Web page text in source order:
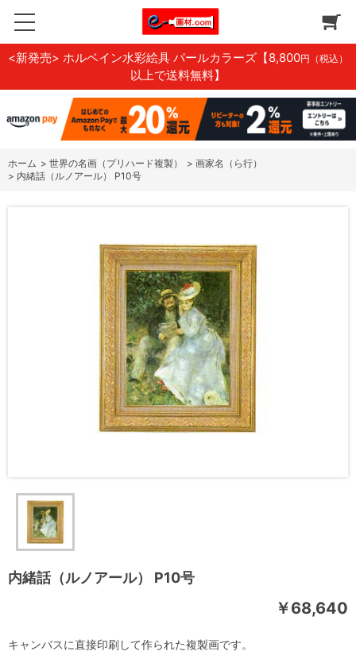
<新発売> ホルベイン水彩絵具 パールカラーズ 【8,800円（税込）
以上で送料無料】
ホーム > 世界の名画（プリハード複製） > 画家名（ら行）
> 内緒話（ルノアール） P10号
内緒話（ルノアール） P10号
￥68,640
キャンバスに直接印刷して作られた複製画です。